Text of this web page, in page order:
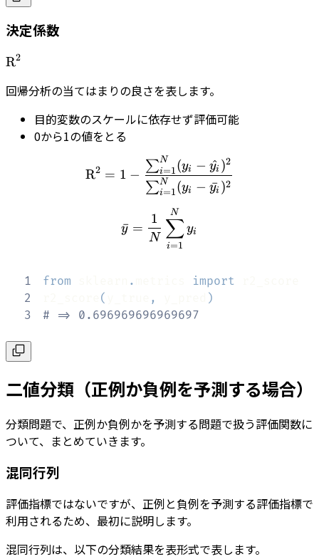
決定係数
\textrm{R}^{2}
R2
回帰分析の当てはまりの良さを表します。
目的変数のスケールに依存せず評価可能
0から1の値をとる
\textrm{R}^{2} = 1 -
R2 = 1 −
∑i=1
N (yi − yi
ˉ)2
∑i=1
N (yi − yi
^)2
\bar{y} =
y
ˉ =
N
1
i=1
∑
N
yi
1 from . import
2
( ,
)
3
# => 0.696969696969697
二値分類（正例か負例を予測する場合）
分類問題で、正例か負例かを予測する問題で扱う評価関数に
ついて、まとめていきます。
混同行列
評価指標ではないですが、正例と負例を予測する評価指標で
利用されるため、最初に説明します。
混同行列は、以下の分類結果を表形式で表します。